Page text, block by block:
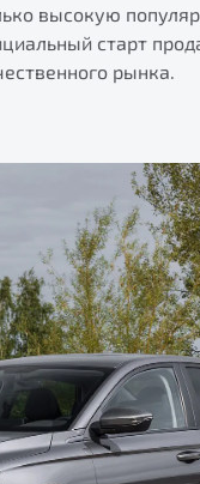
высокую
старт
рынка.